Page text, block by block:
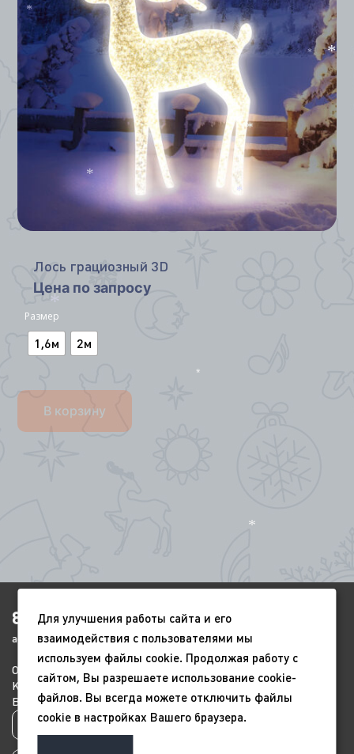
Лось грациозный 3D
Цена по запросу
Размер
1,6м 2м
В корзину
8(4852)920-450
ags-yar@mail.ru
О компании
Контакты
Новый год
9 мая
Всесезонные
Благоустройство
Политика конфиденциальности
Для улучшения работы сайта и его
взаимодействия с пользователями мы
используем файлы cookie. Продолжая работу с
сайтом, Вы разрешаете использование cookie-
файлов. Вы всегда можете отключить файлы
cookie в настройках Вашего браузера.
*
*
*
*
*
*
*
*